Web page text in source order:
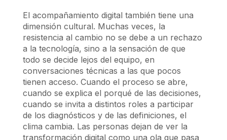
El acompañamiento digital también tiene una
dimensión cultural. Muchas veces, la
resistencia al cambio no se debe a un rechazo
a la tecnología, sino a la sensación de que
todo se decide lejos del equipo, en
conversaciones técnicas a las que pocos
tienen acceso. Cuando el proceso se abre,
cuando se explica el porqué de las decisiones,
cuando se invita a distintos roles a participar
de los diagnósticos y de las definiciones, el
clima cambia. Las personas dejan de ver la
transformación digital como una ola que pasa